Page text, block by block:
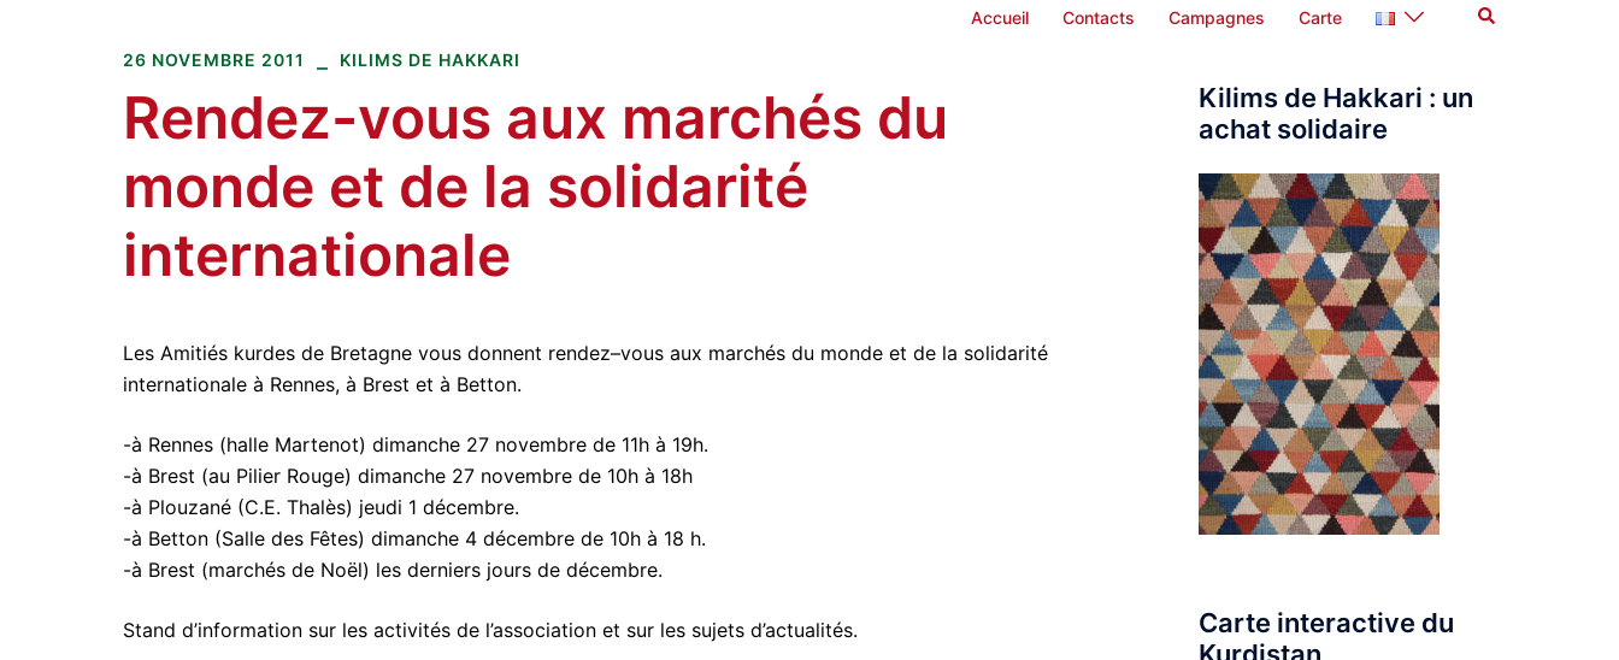
Accueil Contacts Campagnes Carte Rechercher
26 NOVEMBRE 2011 KILIMS DE HAKKARI
Rendez-vous aux marchés du
monde et de la solidarité
internationale
Les Amitiés kurdes de Bretagne vous donnent rendez–vous aux marchés du monde et de la solidarité
internationale à Rennes, à Brest et à Betton.
-à Rennes (halle Martenot) dimanche 27 novembre de 11h à 19h.
-à Brest (au Pilier Rouge) dimanche 27 novembre de 10h à 18h
-à Plouzané (C.E. Thalès) jeudi 1 décembre.
-à Betton (Salle des Fêtes) dimanche 4 décembre de 10h à 18 h.
-à Brest (marchés de Noël) les derniers jours de décembre.
Stand d’information sur les activités de l’association et sur les sujets d’actualités.
Kilims de Hakkari : un
achat solidaire
Carte interactive du